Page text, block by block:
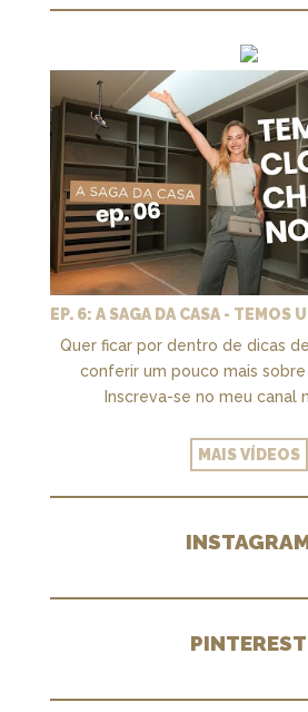
Quer ficar por dentro de dicas
conferir um pouco mais sobre
Inscreva-se no meu canal
MAIS VÍDEOS
PINTEREST